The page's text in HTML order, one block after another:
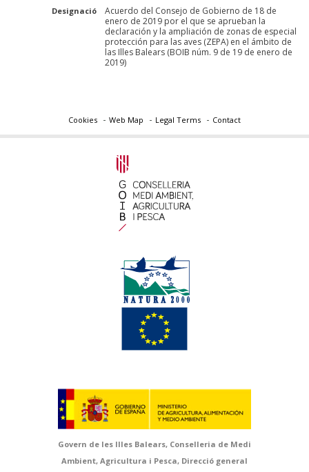
Designació
Acuerdo del Consejo de Gobierno de 18 de
enero de 2019 por el que se aprueban la
declaración y la ampliación de zonas de especial
protección para las aves (ZEPA) en el ámbito de
las Illes Balears (BOIB núm. 9 de 19 de enero de
2019)
Cookies Web Map Legal Terms Contact
Govern de les Illes Balears, Conselleria de Medi
Ambient, Agricultura i Pesca, Direcció general